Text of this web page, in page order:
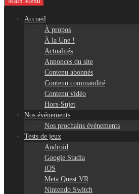
Accueil
À propos
À la Une !
Actualités
Annonces du site
Contenu abonnés
Contenu commandité
Contenu vidéo
Hors-Sujet
Nos événements
Nos prochains événements
Tests de jeux
Android
Google Stadia
iOS
Meta Quest VR
Nintendo Switch